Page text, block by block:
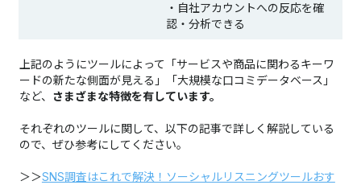
・自社アカウントへの反応を確
認・分析できる
上記のようにツールによって「サービスや商品に関わるキーワ
ードの新たな側面が見える」「大規模な口コミデータベース」
など、 さまざまな特徴を有しています。
それぞれのツールに関して、以下の記事で詳しく解説している
ので、ぜひ参考にしてください。​​​​​​​
＞＞SNS調査はこれで解決！ソーシャルリスニングツールおす